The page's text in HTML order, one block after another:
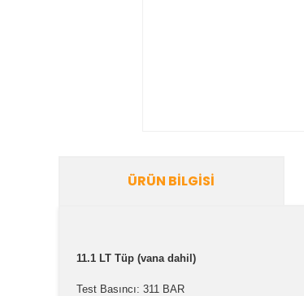
ÜRÜN BILGISI
11.1 LT Tüp (vana dahil)
Test Basıncı: 311 BAR